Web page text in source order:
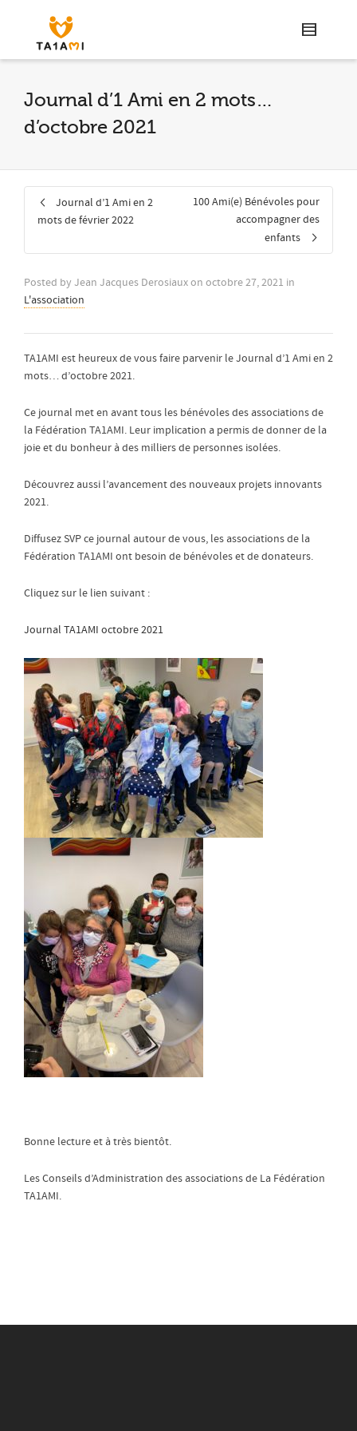
Journal d’1 Ami en 2 mots…
d’octobre 2021
Journal d’1 Ami en 2
mots de février 2022
100 Ami(e) Bénévoles pour
accompagner des
enfants
Posted by Jean Jacques Derosiauxon octobre 27, 2021 in
L'association
TA1AMI est heureux de vous faire parvenir le Journal d’1 Ami en 2
mots… d’octobre 2021.
Ce journal met en avant tous les bénévoles des associations de
la Fédération TA1AMI. Leur implication a permis de donner de la
joie et du bonheur à des milliers de personnes isolées.
Découvrez aussi l’avancement des nouveaux projets innovants
2021.
Diffusez SVP ce journal autour de vous, les associations de la
Fédération TA1AMI ont besoin de bénévoles et de donateurs.
Cliquez sur le lien suivant :
Journal TA1AMI octobre 2021
Bonne lecture et à très bientôt.
Les Conseils d’Administration des associations de La Fédération
TA1AMI.